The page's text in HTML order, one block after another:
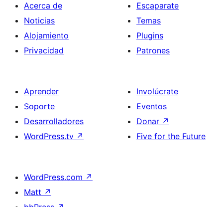
Acerca de
Noticias
Alojamiento
Privacidad
Escaparate
Temas
Plugins
Patrones
Aprender
Soporte
Desarrolladores
WordPress.tv ↗
Involúcrate
Eventos
Donar ↗
Five for the Future
WordPress.com ↗
Matt ↗